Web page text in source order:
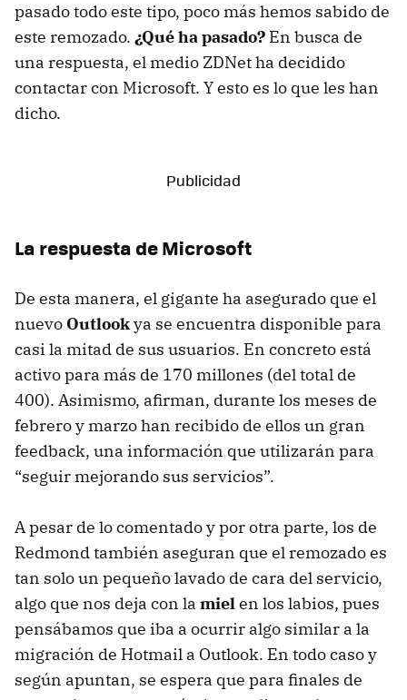
pasado todo este tipo, poco más hemos sabido de
este remozado. ¿Qué ha pasado? En busca de
una respuesta, el medio ZDNet ha decidido
contactar con Microsoft. Y esto es lo que les han
dicho.
La respuesta de Microsoft
De esta manera, el gigante ha asegurado que el
nuevo Outlookya se encuentra disponible para
casi la mitad de sus usuarios. En concreto está
activo para más de 170 millones (del total de
400). Asimismo, afirman, durante los meses de
febrero y marzo han recibido de ellos un gran
feedback, una información que utilizarán para
“seguir mejorando sus servicios”.
A pesar de lo comentado y por otra parte, los de
Redmond también aseguran que el remozado es
tan solo un pequeño lavado de cara del servicio,
algo que nos deja con la mielen los labios, pues
pensábamos que iba a ocurrir algo similar a la
migración de Hotmail a Outlook. En todo caso y
según apuntan, se espera que para finales de